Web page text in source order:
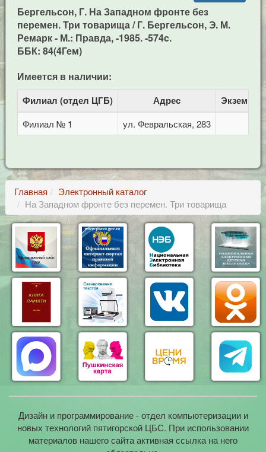
Бергельсон, Г. На Западном фронте без
перемен. Три товарища / Г. Бергельсон, Э. М.
Ремарк - М.: Правда, -1985. -574c.
ББК: 84(4Гем)
Имеется в наличии:
Филиал (отдел ЦГБ) Адрес
Филиал № 1 ул. Февральская, 283
Главная
Электронный каталог
На Западном фронте без перемен. Три товарища
Дизайн и программирование - отдел компьютеризации и
новых технологий пятигорской ЦБС. При использовании
материалов нашего сайта активная ссылка на него